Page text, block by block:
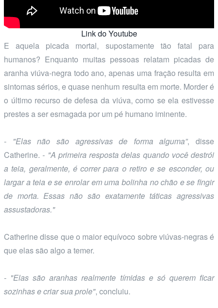
Link do Youtube
E aquela picada mortal, supostamente tão fatal para
humanos? Enquanto muitas pessoas relatam picadas de
aranha viúva-negra todo ano, apenas uma fração resulta em
sintomas sérios, e quase nenhum resulta em morte. Morder é
o último recurso de defesa da viúva, como se ela estivesse
prestes a ser esmagada por um pé humano iminente.
- "Elas não são agressivas de forma alguma”, disse
Catherine. - "A primeira resposta delas quando você destrói
a teia, geralmente, é correr para o retiro e se esconder, ou
largar a teia e se enrolar em uma bolinha no chão e se fingir
de morta. Essas não são exatamente táticas agressivas
assustadoras."
Catherine disse que o maior equívoco sobre viúvas-negras é
que elas são algo a temer.
- "Elas são aranhas realmente tímidas e só querem ficar
sozinhas e criar sua prole", concluiu.